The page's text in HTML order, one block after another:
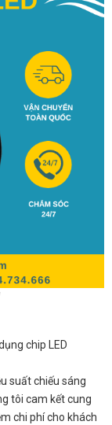
chip LED
suất chiếu sáng
tôi cam kết cung
chi phí cho khách